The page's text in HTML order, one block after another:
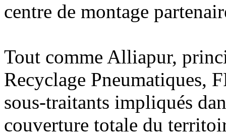
centre de montage
Tout comme Alliapur,
Recyclage Pneumatiques,
sous-traitants impliqués
couverture totale du